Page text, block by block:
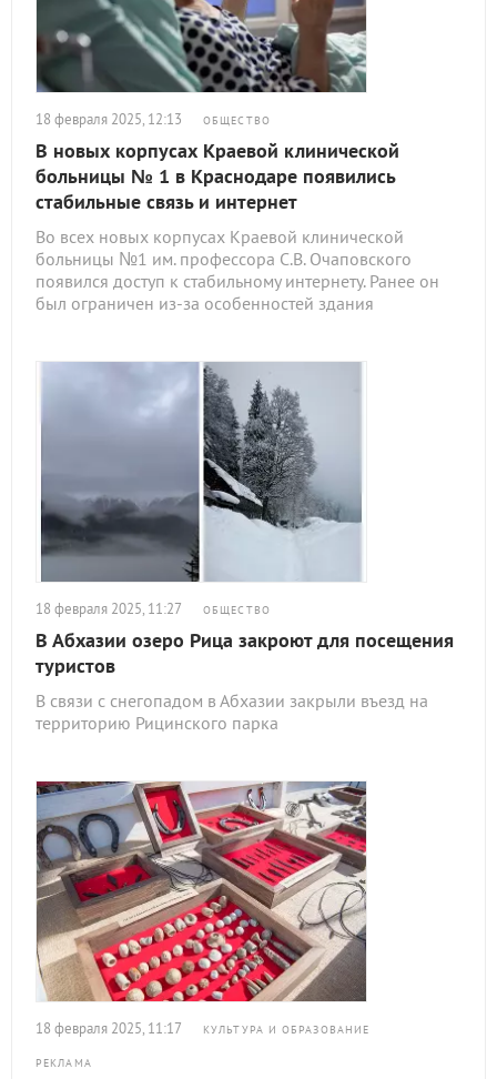
18 февраля 2025, 12:13 ОБЩЕСТВО
В новых корпусах Краевой клинической
больницы № 1 в Краснодаре появились
стабильные связь и интернет
Во всех новых корпусах Краевой клинической
больницы №1 им. профессора С.В. Очаповского
появился доступ к стабильному интернету. Ранее он
был ограничен из-за особенностей здания
18 февраля 2025, 11:27 ОБЩЕСТВО
В Абхазии озеро Рица закроют для посещения
туристов
В связи с снегопадом в Абхазии закрыли въезд на
территорию Рицинского парка
18 февраля 2025, 11:17 КУЛЬТУРА И ОБРАЗОВАНИЕ
РЕКЛАМА